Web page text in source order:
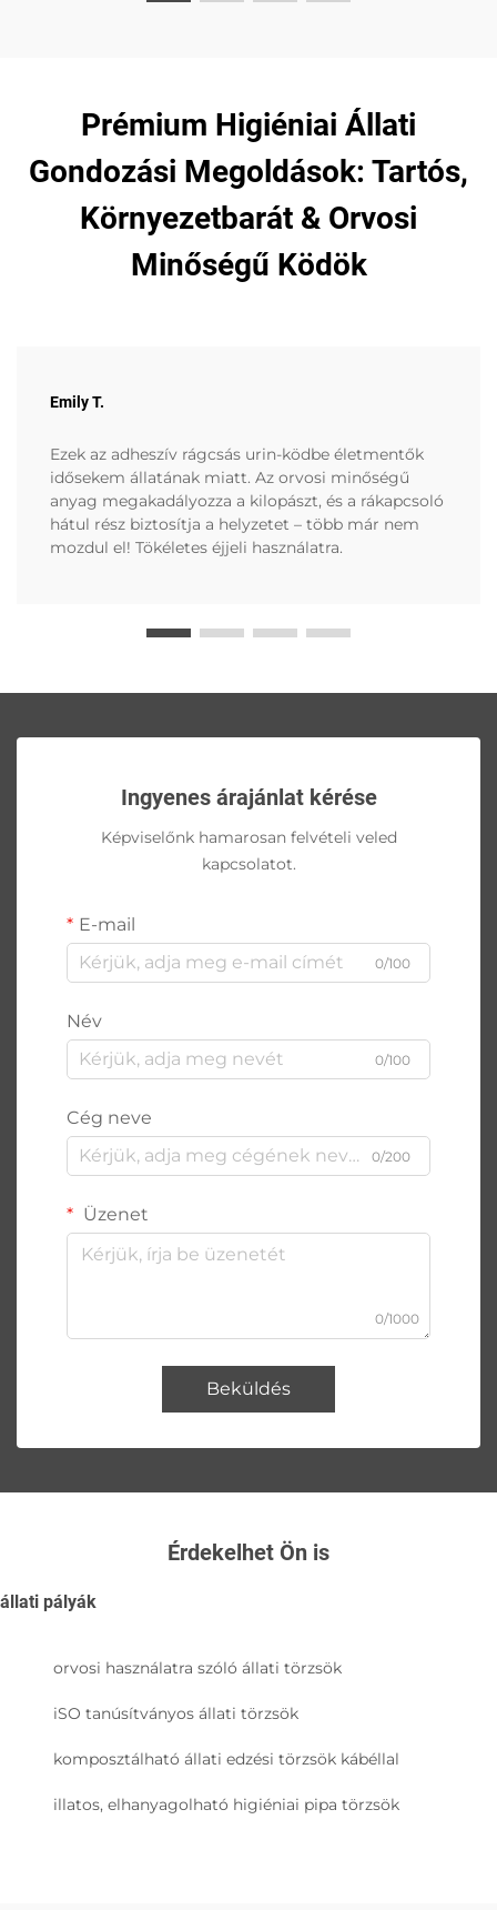
Prémium Higiéniai Állati
Gondozási Megoldások: Tartós,
Környezetbarát & Orvosi
Minőségű Ködök
Emily T.
Ezek az adheszív rágcsás urin-ködbe életmentők
idősekem állatának miatt. Az orvosi minőségű
anyag megakadályozza a kilopászt, és a rákapcsoló
hátul rész biztosítja a helyzetet – több már nem
mozdul el! Tökéletes éjjeli használatra.
Ingyenes árajánlat kérése
Képviselőnk hamarosan felvételi veled
kapcsolatot.
E-mail
0/100
Név
0/100
Cég neve
0/200
Üzenet
0/1000
Beküldés
Érdekelhet Ön is
állati pályák
orvosi használatra szóló állati törzsök
iSO tanúsítványos állati törzsök
komposztálható állati edzési törzsök kábéllal
illatos, elhanyagolható higiéniai pipa törzsök